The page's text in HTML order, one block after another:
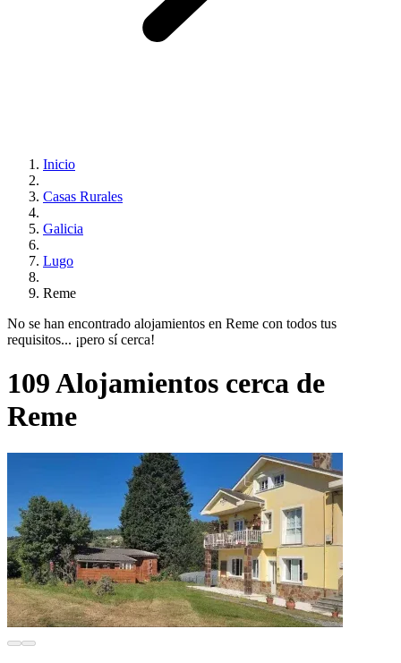
Inicio
Casas Rurales
Galicia
Lugo
Reme
No se han encontrado alojamientos en Reme con todos tus
requisitos... ¡pero sí cerca!
109 Alojamientos cerca de
Reme